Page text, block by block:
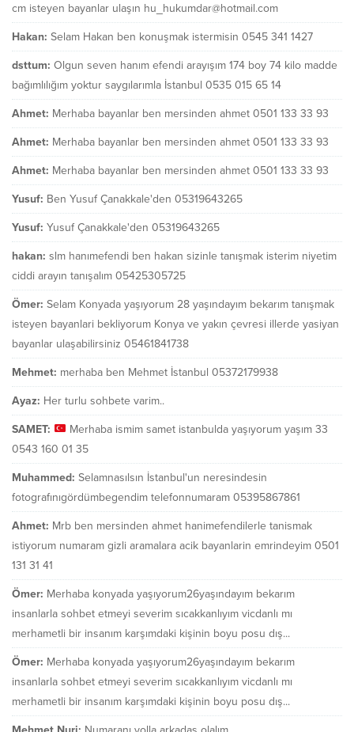
cm isteyen bayanlar ulaşın hu_hukumdar@hotmail.com
Hakan: Selam Hakan ben konuşmak istermisin 0545 341 1427
dsttum: Olgun seven hanım efendi arayışım 174 boy 74 kilo madde
bağımlılığım yoktur saygılarımla İstanbul 0535 015 65 14
Ahmet: Merhaba bayanlar ben mersinden ahmet 0501 133 33 93
Ahmet: Merhaba bayanlar ben mersinden ahmet 0501 133 33 93
Ahmet: Merhaba bayanlar ben mersinden ahmet 0501 133 33 93
Yusuf: Ben Yusuf Çanakkale'den 05319643265
Yusuf: Yusuf Çanakkale'den 05319643265
hakan: slm hanımefendi ben hakan sizinle tanışmak isterim niyetim
ciddi arayın tanışalım 05425305725
Ömer: Selam Konyada yaşıyorum 28 yaşındayım bekarım tanışmak
isteyen bayanlari bekliyorum Konya ve yakın çevresi illerde yasiyan
bayanlar ulaşabilirsiniz 05461841738
Mehmet: merhaba ben Mehmet İstanbul 05372179938
Ayaz: Her turlu sohbete varim..
SAMET:
Merhaba ismim samet istanbulda yaşıyorum yaşım 33
0543 160 01 35
Muhammed: Selamnasılsın İstanbul'un neresindesin
fotografınıgördümbegendim telefonnumaram 05395867861
Ahmet: Mrb ben mersinden ahmet hanimefendilerle tanismak
istiyorum numaram gizli aramalara acik bayanlarin emrindeyim 0501
131 31 41
Ömer: Merhaba konyada yaşıyorum26yaşındayım bekarım
insanlarla sohbet etmeyi severim sıcakkanlıyım vicdanlı mı
merhametli bir insanım karşımdaki kişinin boyu posu dış...
Ömer: Merhaba konyada yaşıyorum26yaşındayım bekarım
insanlarla sohbet etmeyi severim sıcakkanlıyım vicdanlı mı
merhametli bir insanım karşımdaki kişinin boyu posu dış...